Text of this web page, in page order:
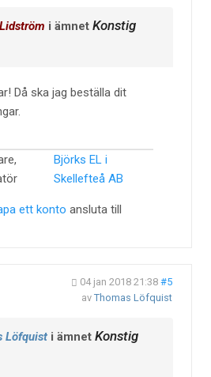
i ämnet Konstig
Då ska jag beställa dit
Björks EL i
Skellefteå AB
ett konto ansluta till
04 jan 2018 21:38 #5
av Thomas Löfquist
Löfquist i ämnet Konstig